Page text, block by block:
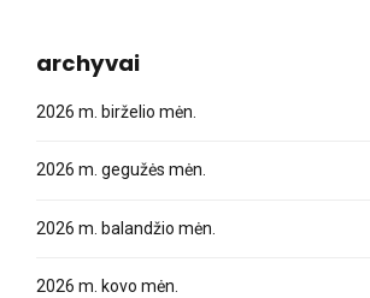
archyvai
2026 m. birželio mėn.
2026 m. gegužės mėn.
2026 m. balandžio mėn.
2026 m. kovo mėn.